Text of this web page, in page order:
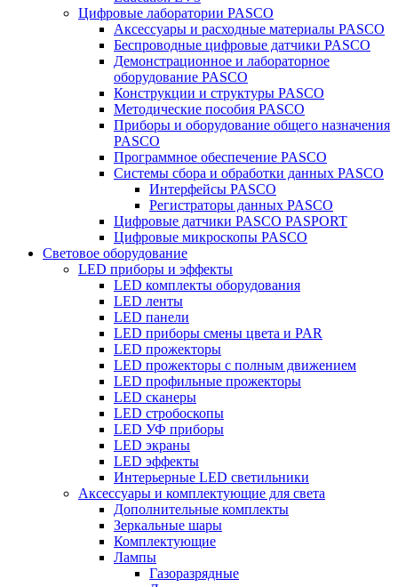
Цифровые лаборатории PASCO
Аксессуары и расходные материалы PASCO
Беспроводные цифровые датчики PASCO
Демонстрационное и лабораторное
оборудование PASCO
Конструкции и структуры PASCO
Методические пособия PASCO
Приборы и оборудование общего назначения
PASCO
Программное обеспечение PASCO
Системы сбора и обработки данных PASCO
Интерфейсы PASCO
Регистраторы данных PASCO
Цифровые датчики PASCO PASPORT
Цифровые микроскопы PASCO
Световое оборудование
LED приборы и эффекты
LED комплекты оборудования
LED ленты
LED панели
LED приборы смены цвета и PAR
LED прожекторы
LED прожекторы с полным движением
LED профильные прожекторы
LED сканеры
LED стробоскопы
LED УФ приборы
LED экраны
LED эффекты
Интерьерные LED светильники
Аксессуары и комплектующие для света
Дополнительные комплекты
Зеркальные шары
Комплектующие
Лампы
Газоразрядные